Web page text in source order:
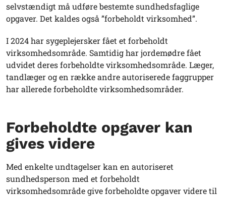
selvstændigt må udføre bestemte sundhedsfaglige
opgaver. Det kaldes også ”forbeholdt virksomhed”.
I 2024 har sygeplejersker fået et forbeholdt
virksomhedsområde. Samtidig har jordemødre fået
udvidet deres forbeholdte virksomhedsområde. Læger,
tandlæger og en række andre autoriserede faggrupper
har allerede forbeholdte virksomhedsområder.
Forbeholdte opgaver kan
gives videre
Med enkelte undtagelser kan en autoriseret
sundhedsperson med et forbeholdt
virksomhedsområde give forbeholdte opgaver videre til